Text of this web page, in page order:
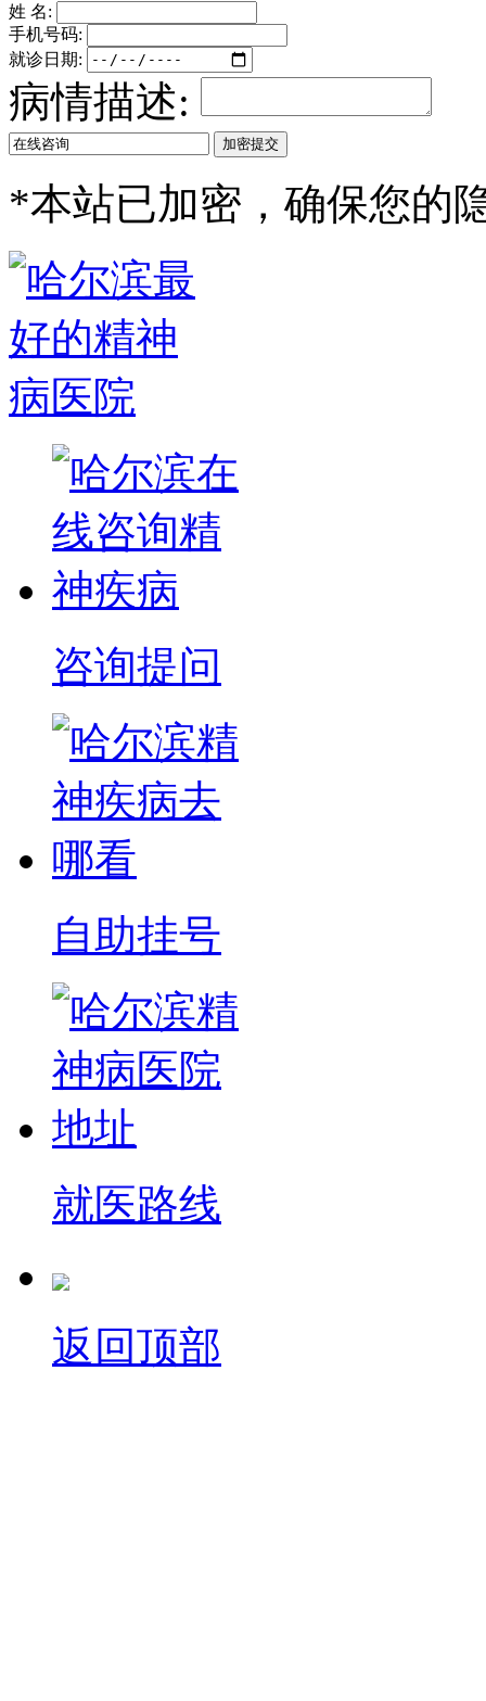
姓 名:
手机号码:
就诊日期:
病情描述:
*本站已加密，确保您的
咨询提问
自助挂号
就医路线
返回顶部